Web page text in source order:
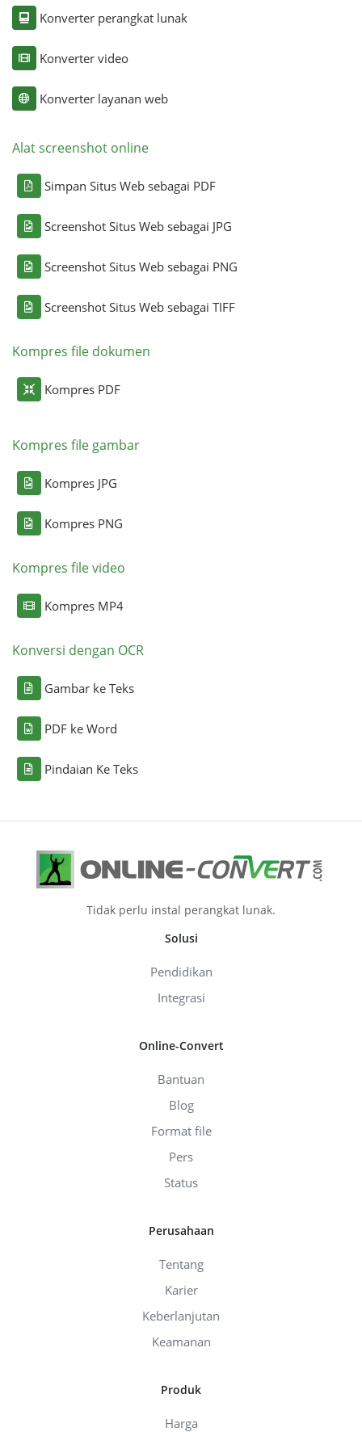
Konverter perangkat lunak
Konverter video
Konverter layanan web
Alat screenshot online
Simpan Situs Web sebagai PDF
Screenshot Situs Web sebagai JPG
Screenshot Situs Web sebagai PNG
Screenshot Situs Web sebagai TIFF
Kompres file dokumen
Kompres PDF
Kompres file gambar
Kompres JPG
Kompres PNG
Kompres file video
Kompres MP4
Konversi dengan OCR
Gambar ke Teks
PDF ke Word
Pindaian Ke Teks
Tidak perlu instal perangkat lunak.
Solusi
Pendidikan
Integrasi
Online-Convert
Bantuan
Blog
Format file
Pers
Status
Perusahaan
Tentang
Karier
Keberlanjutan
Keamanan
Produk
Harga